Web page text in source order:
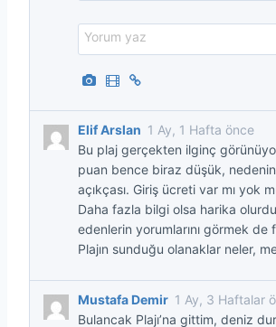
Elif Arslan 1 Ay, 1 Hafta önce
Bu plaj gerçekten ilginç
puan bence biraz düşük,
açıkçası. Giriş ücreti var mı yok
Daha fazla bilgi olsa harika
edenlerin yorumlarını görmek de
Plajın sunduğu olanaklar neler,
Mustafa Demir 1 Ay, 3 Haftalar
Bulancak Plajı’na gittim, deniz